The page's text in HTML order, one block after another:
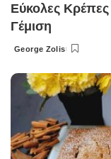
Εύκολες Κρέπες
Γέμιση
Posted
George Zolis